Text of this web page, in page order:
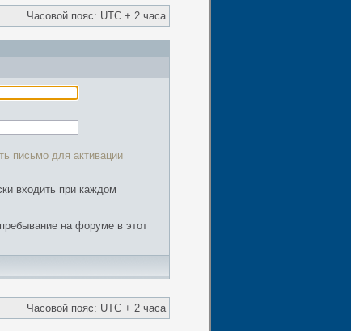
Часовой пояс: UTC + 2 часа
письмо для активации
входить при каждом
на форуме в этот
Часовой пояс: UTC + 2 часа